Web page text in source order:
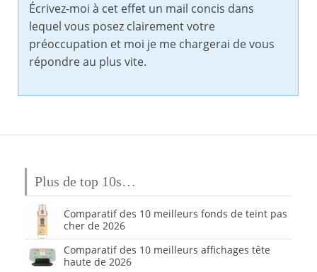
Écrivez-moi à cet effet un mail concis dans
lequel vous posez clairement votre
préoccupation et moi je me chargerai de vous
répondre au plus vite.
Plus de top 10s…
Comparatif des 10 meilleurs fonds de teint pas
cher de 2026
Comparatif des 10 meilleurs affichages tête
haute de 2026